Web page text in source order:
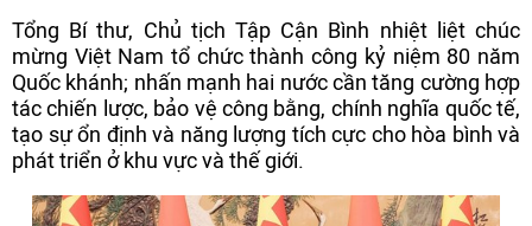
Tổng Bí thư, Chủ tịch Tập Cận Bình nhiệt liệt chúc
mừng Việt Nam tổ chức thành công kỷ niệm 80 năm
Quốc khánh; nhấn mạnh hai nước cần tăng cường hợp
tác chiến lược, bảo vệ công bằng, chính nghĩa quốc tế,
tạo sự ổn định và năng lượng tích cực cho hòa bình và
phát triển ở khu vực và thế giới.